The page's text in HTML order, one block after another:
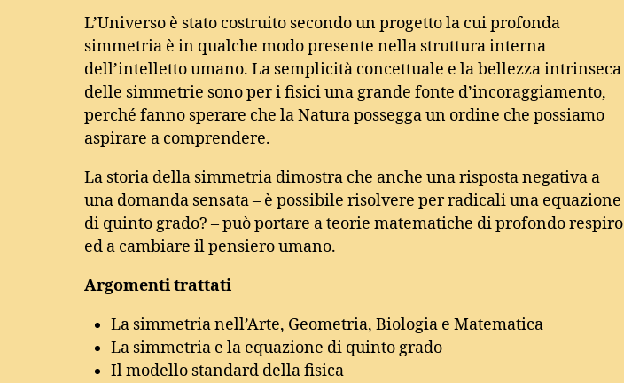
L’Universo è stato costruito secondo un progetto la cui profonda
simmetria è in qualche modo presente nella struttura interna
dell’intelletto umano. La semplicità concettuale e la bellezza intrinseca
delle simmetrie sono per i fisici una grande fonte d’incoraggiamento,
perché fanno sperare che la Natura possegga un ordine che possiamo
aspirare a comprendere.
La storia della simmetria dimostra che anche una risposta negativa a
una domanda sensata – è possibile risolvere per radicali una equazione
di quinto grado? – può portare a teorie matematiche di profondo respiro
ed a cambiare il pensiero umano.
Argomenti trattati
La simmetria nell’Arte, Geometria, Biologia e Matematica
La simmetria e la equazione di quinto grado
Il modello standard della fisica